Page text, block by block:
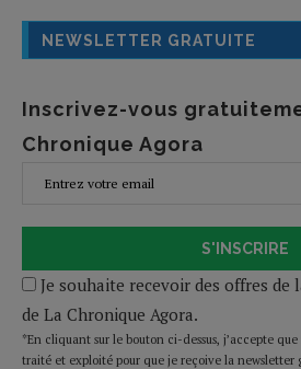
NEWSLETTER GRATUITE
Inscrivez-vous
Chronique Agora
S'INSCRIRE
Je souhaite recevoir des offres de
de La Chronique Agora.
*En cliquant sur le bouton ci-dessus, j’accepte
traité et exploité pour que je reçoive la newsletter